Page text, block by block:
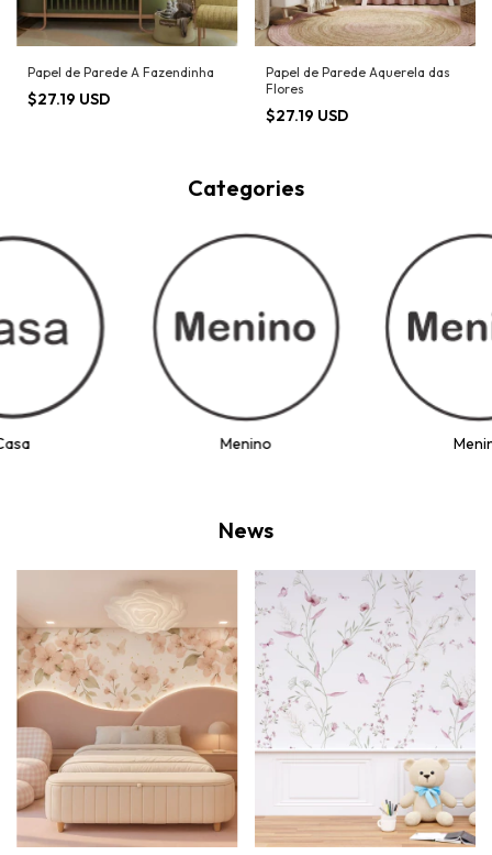
Papel de Parede A Fazendinha
$27.19 USD
Papel de Parede Aquerela das
Flores
$27.19 USD
Categories
Menino
News